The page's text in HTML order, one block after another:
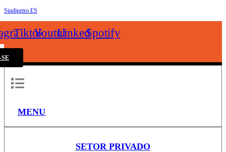
Sindipetro ES
TiktokYoutubeLinkedinSpotify
MENU
SETOR PRIVADO